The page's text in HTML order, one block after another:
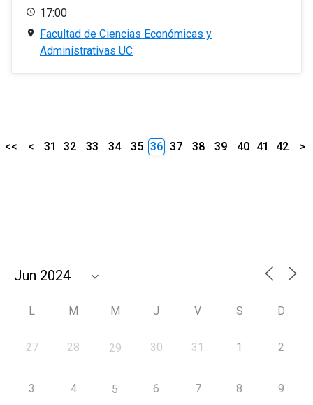
17:00
Facultad de Ciencias Económicas y
Administrativas UC
<< < 31 32 33 34 35 36 37 38 39 40 41 42 >
L M M J V S D
27 28 29 30 31 1 2
3 4 5 6 7 8 9